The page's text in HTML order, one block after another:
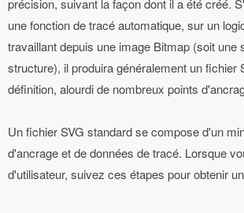
précision, suivant la façon dont il a été créé.
une fonction de tracé automatique, sur un
travaillant depuis une image Bitmap (soit une
structure), il produira généralement un fichier
définition, alourdi de nombreux points
Un fichier SVG standard se compose d'un
d'ancrage et de données de tracé. Lorsque
d'utilisateur, suivez ces étapes pour obtenir